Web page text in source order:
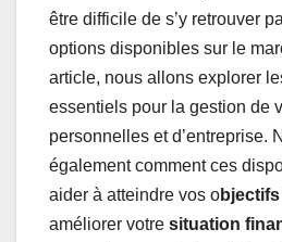
être difficile de s’y retrouver
options disponibles sur le
article, nous allons explorer
essentiels pour la gestion de
personnelles et d’entreprise.
également comment ces
aider à atteindre vos o
améliorer votre situation